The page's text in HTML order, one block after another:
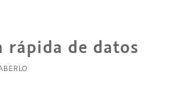
rápida de datos